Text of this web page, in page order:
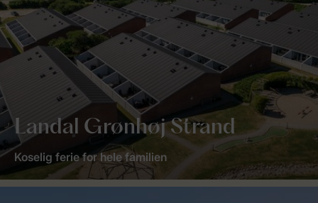
Landal Grønhøj Strand
Koselig ferie for hele familien